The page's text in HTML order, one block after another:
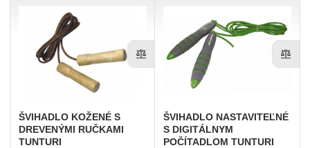
ŠVIHADLO KOŽENÉ S
DREVENÝMI RUČKAMI
TUNTURI
ŠVIHADLO NASTAVITEĽNÉ
S DIGITÁLNYM
POČÍTADLOM TUNTURI